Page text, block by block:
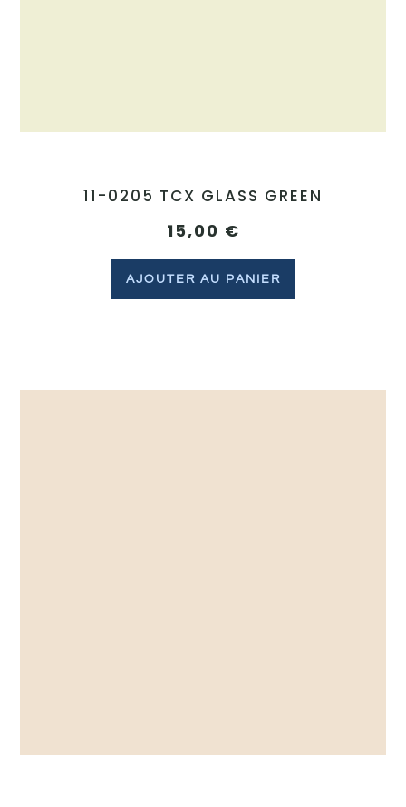
11-0205 TCX GLASS GREEN
15,00 €
AJOUTER AU PANIER